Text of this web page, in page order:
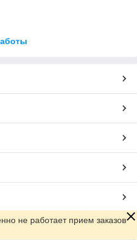
Satu.kz
не работает прием заказов